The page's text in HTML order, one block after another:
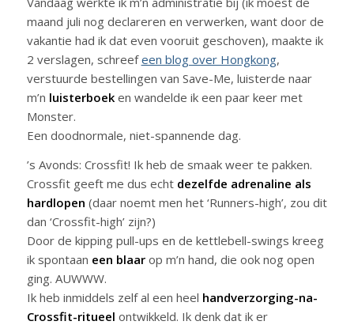
maand juli nog declareren en verwerken, want door de
vakantie had ik dat even vooruit geschoven), maakte ik
2 verslagen, schreefeen blog over Hongkong,
verstuurde bestellingen van Save-Me, luisterde naar
m’n luisterboeken wandelde ik een paar keer met
Monster.
Een doodnormale, niet-spannende dag.
’s Avonds: Crossfit! Ik heb de smaak weer te pakken.
Crossfit geeft me dus echt dezelfde adrenaline als
hardlopen (daar noemt men het ‘Runners-high’, zou dit
dan ‘Crossfit-high’ zijn?)
Door de kipping pull-ups en de kettlebell-swings kreeg
ik spontaan een blaarop m’n hand, die ook nog open
ging. AUWWW.
Ik heb inmiddels zelf al een heel handverzorging-na-
Crossfit-ritueel ontwikkeld. Ik denk dat ik er